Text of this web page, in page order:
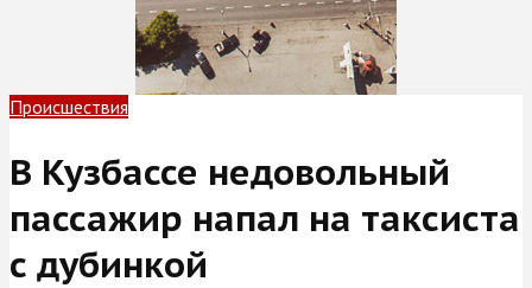
Происшествия
В Кузбассе недовольный
пассажир напал на таксиста
с дубинкой